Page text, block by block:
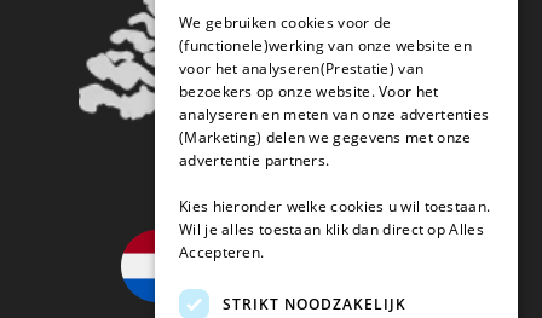
We gebruiken cookies voor de
(functionele)werking van onze website en
voor het analyseren(Prestatie) van
bezoekers op onze website. Voor het
analyseren en meten van onze advertenties
(Marketing) delen we gegevens met onze
advertentie partners.
Kies hieronder welke cookies u wil toestaan.
Wil je alles toestaan klik dan direct op Alles
Accepteren.
STRIKT NOODZAKELIJK